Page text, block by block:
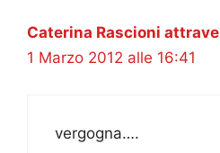
Caterina Rascioni
1 Marzo 2012 alle 16:41
vergogna….